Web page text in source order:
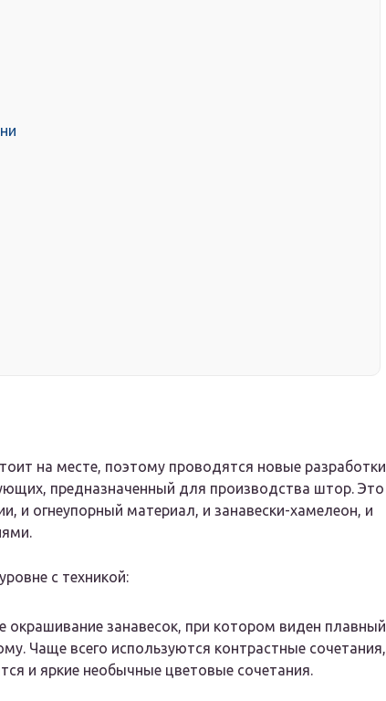
на месте, поэтому проводятся новые разработки
предназначенный для производства штор. Это
и огнеупорный материал, и занавески-хамелеон, и
с техникой:
окрашивание занавесок, при котором виден плавный
Чаще всего используются контрастные сочетания,
и яркие необычные цветовые сочетания.